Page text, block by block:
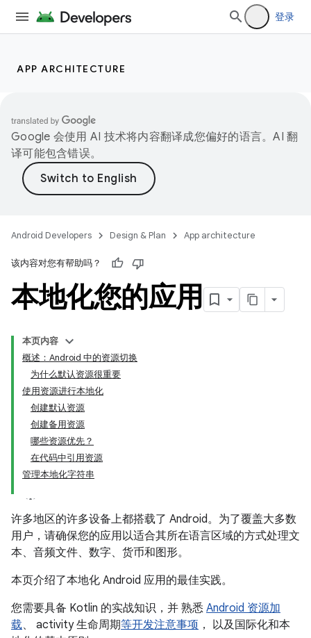
登录
APP ARCHITECTURE
Google 会使用 AI 技术将内容翻译成您偏好的语言。AI 翻
译可能包含错误。
Android Developers Design & Plan App architecture
该内容对您有帮助吗？
本地化您的应用
本页内容
概述：Android 中的资源切换
为什么默认资源很重要
使用资源进行本地化
创建默认资源
创建备用资源
哪些资源优先？
在代码中引用资源
管理本地化字符串
许多地区的许多设备上都搭载了 Android。为了覆盖大多数
用户，请确保您的应用以适合其所在语言区域的方式处理文
本、音频文件、数字、货币和图形。
本页介绍了本地化 Android 应用的最佳实践。
您需要具备 Kotlin 的实战知识，并 熟悉 Android 资源加
载、 activity 生命周期等开发注意事项 ， 以及国际化和本